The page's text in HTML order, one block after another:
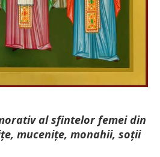
al sfintelor femei din
mu­cenițe, monahii, soții